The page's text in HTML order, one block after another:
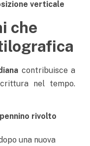
verticale
che
contribuisce a
nel tempo.
pennino rivolto
una nuova